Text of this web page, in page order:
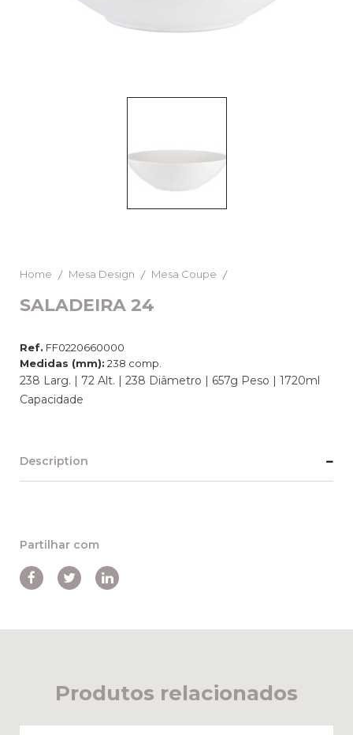
Home Mesa Design Mesa Coupe
SALADEIRA 24
Ref. FF0220660000
Medidas (mm): 238 comp.
238 Larg. | 72 Alt. | 238 Diâmetro | 657g Peso | 1720ml
Capacidade
Description
Partilhar com
Produtos relacionados